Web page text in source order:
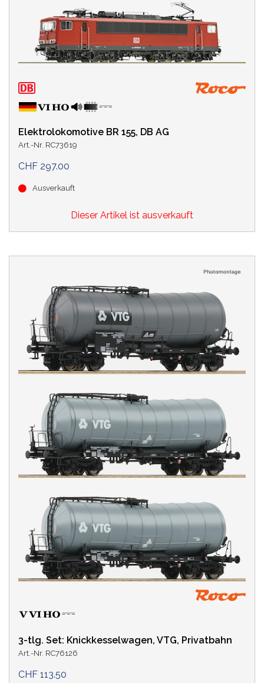
Elektrolokomotive BR 155, DB AG
Art.-Nr. RC73619
CHF 297.00
Ausverkauft
Dieser Artikel ist ausverkauft
3-tlg. Set: Knickkesselwagen, VTG, Privatbahn
Art.-Nr. RC76126
CHF 113.50